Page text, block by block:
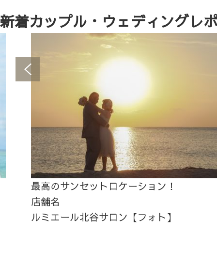
新着カップル・ウェディングレ
最高のサンセットロケーション！
店舗名
ルミエール北谷サロン【フォト】